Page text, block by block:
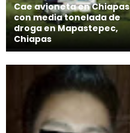
Cae avioneta en Chiapas
con media tonelada de
droga en Mapastepec,
Chiapas